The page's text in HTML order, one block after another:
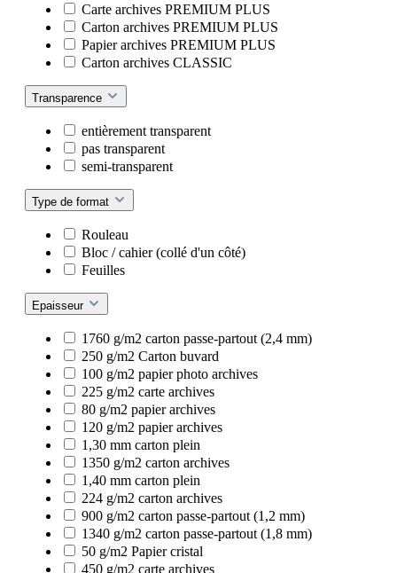
Carte archives PREMIUM PLUS
Carton archives PREMIUM PLUS
Papier archives PREMIUM PLUS
Carton archives CLASSIC
Transparence
entièrement transparent
pas transparent
semi-transparent
Type de format
Rouleau
Bloc / cahier (collé d'un côté)
Feuilles
Epaisseur
1760 g/m2 carton passe-partout (2,4 mm)
250 g/m2 Carton buvard
100 g/m2 papier photo archives
225 g/m2 carte archives
80 g/m2 papier archives
120 g/m2 papier archives
1,30 mm carton plein
1350 g/m2 carton archives
1,40 mm carton plein
224 g/m2 carton archives
900 g/m2 carton passe-partout (1,2 mm)
1340 g/m2 carton passe-partout (1,8 mm)
50 g/m2 Papier cristal
450 g/m2 carte archives